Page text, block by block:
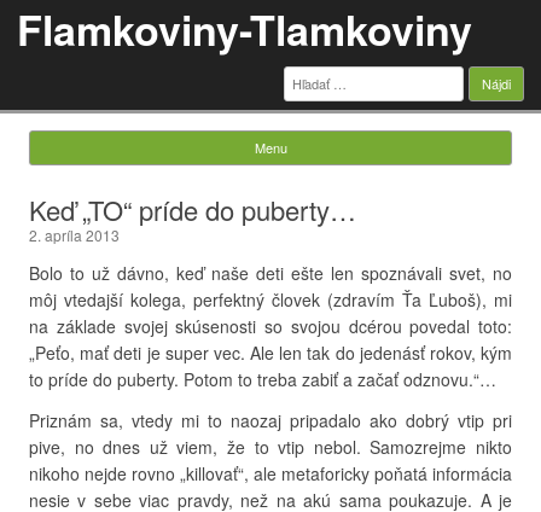
Flamkoviny-Tlamkoviny
Hľadať:
Menu
Keď „TO“ príde do puberty…
2. apríla 2013
Bolo to už dávno, keď naše deti ešte len spoznávali svet, no
môj vtedajší kolega, perfektný človek (zdravím Ťa Ľuboš), mi
na základe svojej skúsenosti so svojou dcérou povedal toto:
„Peťo, mať deti je super vec. Ale len tak do jedenásť rokov, kým
to príde do puberty. Potom to treba zabiť a začať odznovu.“…
Priznám sa, vtedy mi to naozaj pripadalo ako dobrý vtip pri
pive, no dnes už viem, že to vtip nebol. Samozrejme nikto
nikoho nejde rovno „killovať“, ale metaforicky poňatá informácia
nesie v sebe viac pravdy, než na akú sama poukazuje. A je